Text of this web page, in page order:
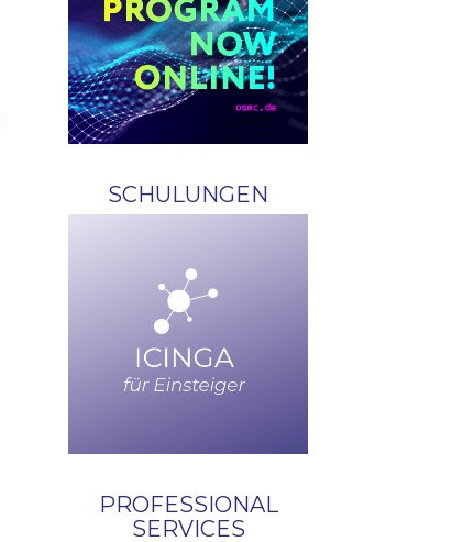
SCHULUNGEN
PROFESSIONAL
SERVICES